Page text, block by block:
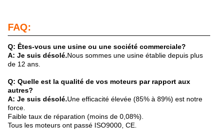
FAQ:
Q: Êtes-vous une usine ou une société commerciale?
A: Je suis désolé.Nous sommes une usine établie depuis plus
de 12 ans.
Q: Quelle est la qualité de vos moteurs par rapport aux
autres?
A: Je suis désolé.Une efficacité élevée (85% à 89%) est notre
force.
Faible taux de réparation (moins de 0,08%).
Tous les moteurs ont passé ISO9000, CE.